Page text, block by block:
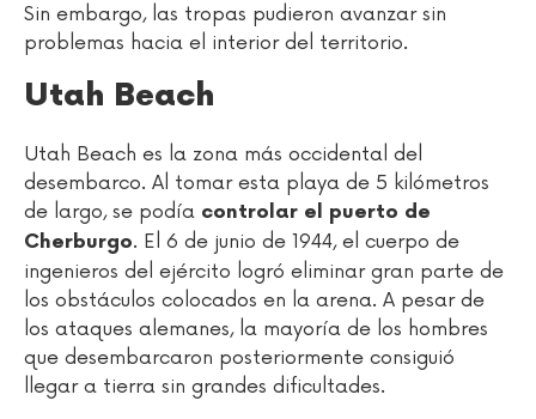
Sin embargo, las tropas pudieron avanzar sin
problemas hacia el interior del territorio.
Utah Beach
Utah Beach es la zona más occidental del
desembarco. Al tomar esta playa de 5 kilómetros
de largo, se podía controlar el puerto de
Cherburgo. El 6 de junio de 1944, el cuerpo de
ingenieros del ejército logró eliminar gran parte de
los obstáculos colocados en la arena. A pesar de
los ataques alemanes, la mayoría de los hombres
que desembarcaron posteriormente consiguió
llegar a tierra sin grandes dificultades.